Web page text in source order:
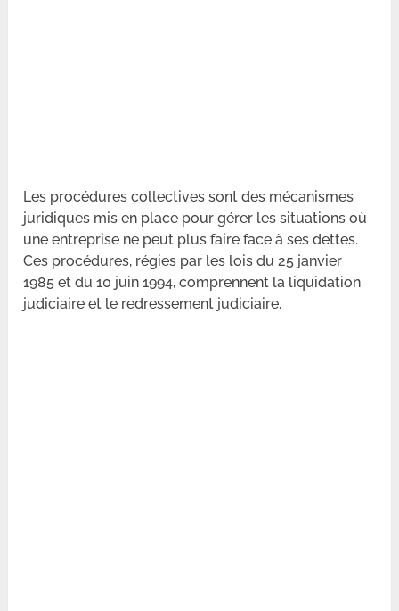
Les procédures collectives sont des mécanismes
juridiques mis en place pour gérer les situations où
une entreprise ne peut plus faire face à ses dettes.
Ces procédures, régies par les lois du 25 janvier
1985 et du 10 juin 1994, comprennent la liquidation
judiciaire et le redressement judiciaire.